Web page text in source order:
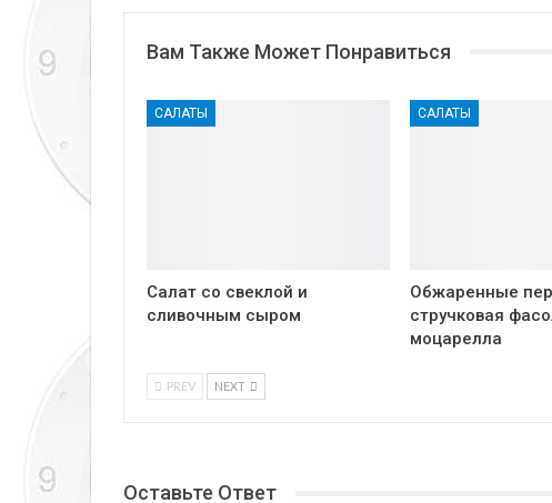
Вам Также Может Понравиться
САЛАТЫ
Салат со свеклой и
сливочным сыром
САЛАТЫ
Обжаренные
стручковая
моцарелла
PREV NEXT
Оставьте Ответ